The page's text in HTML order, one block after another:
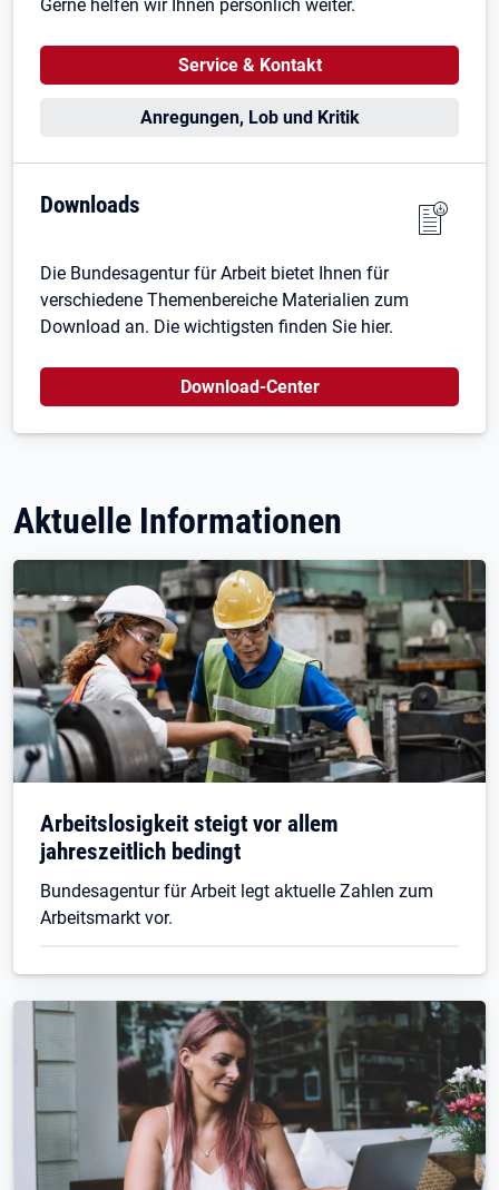
Gerne helfen wir Ihnen persönlich weiter.
Service & Kontakt
Anregungen, Lob und Kritik
Downloads
Die Bundesagentur für Arbeit bietet Ihnen für
verschiedene Themenbereiche Materialien zum
Download an. Die wichtigsten finden Sie hier.
Download-Center
Aktuelle Informationen
Arbeitslosigkeit steigt vor allem
jahreszeitlich bedingt
Bundesagentur für Arbeit legt aktuelle Zahlen zum
Arbeitsmarkt vor.